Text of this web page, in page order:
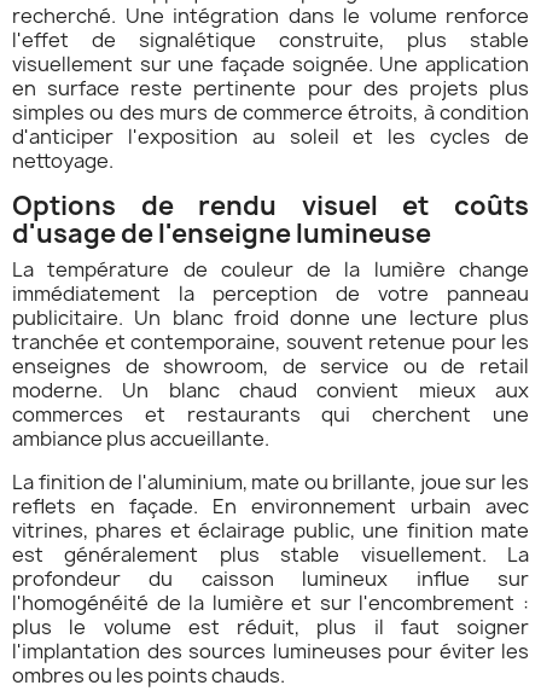
recherché. Une intégration dans le volume renforce
l'effet de signalétique construite, plus stable
visuellement sur une façade soignée. Une application
en surface reste pertinente pour des projets plus
simples ou des murs de commerce étroits, à condition
d'anticiper l'exposition au soleil et les cycles de
nettoyage.
Options de rendu visuel et coûts
d'usage de l'enseigne lumineuse
La température de couleur de la lumière change
immédiatement la perception de votre panneau
publicitaire. Un blanc froid donne une lecture plus
tranchée et contemporaine, souvent retenue pour les
enseignes de showroom, de service ou de retail
moderne. Un blanc chaud convient mieux aux
commerces et restaurants qui cherchent une
ambiance plus accueillante.
La finition de l'aluminium, mate ou brillante, joue sur les
reflets en façade. En environnement urbain avec
vitrines, phares et éclairage public, une finition mate
est généralement plus stable visuellement. La
profondeur du caisson lumineux influe sur
l'homogénéité de la lumière et sur l'encombrement :
plus le volume est réduit, plus il faut soigner
l'implantation des sources lumineuses pour éviter les
ombres ou les points chauds.